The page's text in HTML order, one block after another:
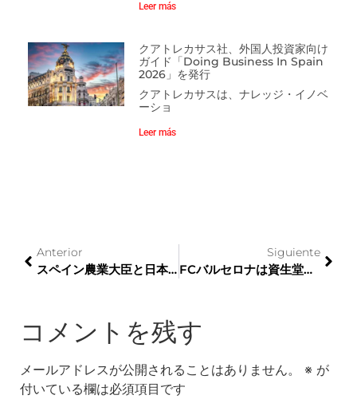
Leer más
クアトレカサス社、外国人投資家向け
ガイド「Doing Business In Spain
2026」を発行
クアトレカサスは、ナレッジ・イノベ
ーショ
Leer más
Anterior
スペイン農業大臣と日本大使は、EU-JAPAN協定の2周年を記念して会合します
Siguiente
FCバルセロナは資生堂メンを新たなオフィシャルパートナーとして迎える
コメントを残す
メールアドレスが公開されることはありません。 ※ が
付いている欄は必須項目です